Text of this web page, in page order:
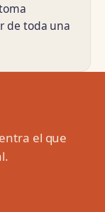
de toda una
el que